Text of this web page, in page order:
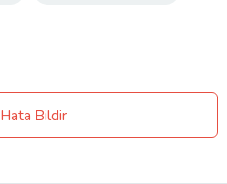
Hata Bildir